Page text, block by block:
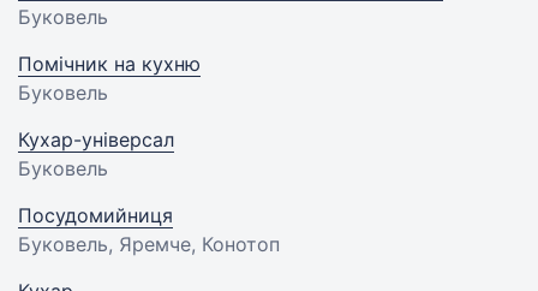
Буковель
Помічник на кухню
Буковель
Кухар-універсал
Буковель
Посудомийниця
Буковель, Яремче, Конотоп